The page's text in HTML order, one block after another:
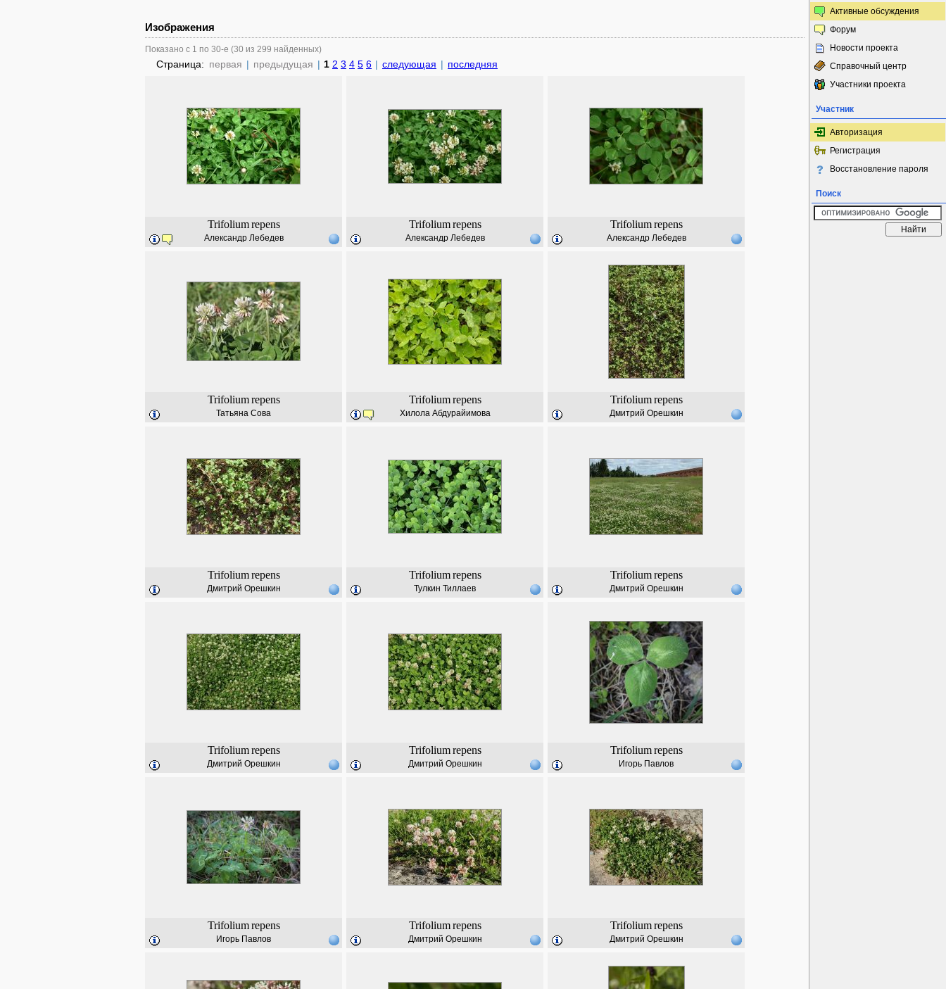
Изображения
Показано с 1 по 30-е (30 из 299 найденных)
Страница: первая | предыдущая | 1 2 3 4 5 6 | следующая | последняя
Trifolium repens
Александр Лебедев
Trifolium repens
Александр Лебедев
Trifolium repens
Александр Лебедев
Trifolium repens
Татьяна Сова
Trifolium repens
Хилола Абдурайимова
Trifolium repens
Дмитрий Орешкин
Trifolium repens
Дмитрий Орешкин
Trifolium repens
Тулкин Тиллаев
Trifolium repens
Дмитрий Орешкин
Trifolium repens
Дмитрий Орешкин
Trifolium repens
Дмитрий Орешкин
Trifolium repens
Игорь Павлов
Trifolium repens
Игорь Павлов
Trifolium repens
Дмитрий Орешкин
Trifolium repens
Дмитрий Орешкин
Активные обсуждения
Форум
Новости проекта
Справочный центр
Участники проекта
Участник
Авторизация
Регистрация
Восстановление пароля
Поиск